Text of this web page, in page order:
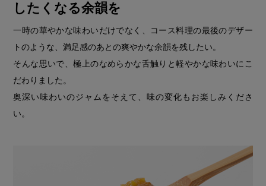
したくなる余韻を
一時の華やかな味わいだけでなく、コース料理の最後のデザー
トのような、満足感のあとの爽やかな余韻を残したい。
そんな思いで、極上のなめらかな舌触りと軽やかな味わいにこ
だわりました。
奥深い味わいのジャムをそえて、味の変化もお楽しみくださ
い。